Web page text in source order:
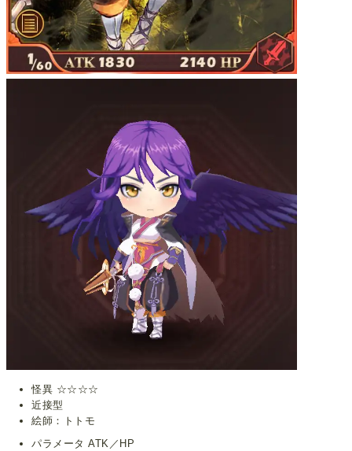
怪異 ☆☆☆☆
近接型
絵師：トトモ
パラメータ ATK／HP